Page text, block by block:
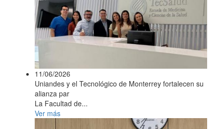
11/06/2026
Uniandes y el Tecnológico de Monterrey fortalecen su
alianza par
La Facultad de...
Ver más